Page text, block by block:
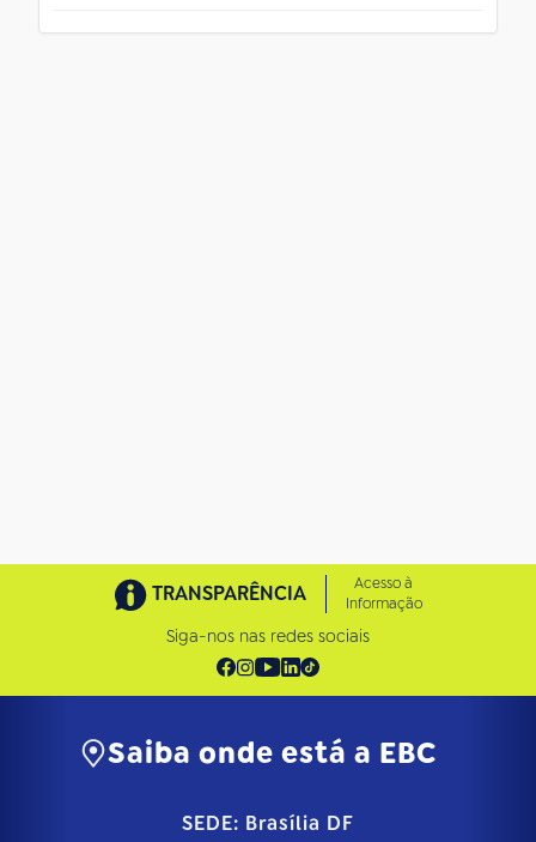
TRANSPARÊNCIA
Acesso à
Informação
Siga-nos nas redes sociais
Saiba onde está a EBC
SEDE: Brasília DF